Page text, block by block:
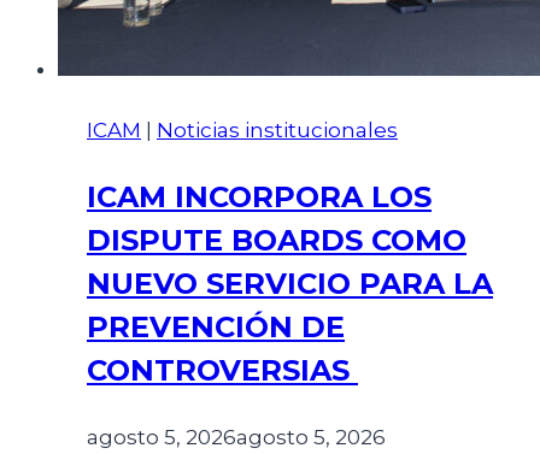
ICAM Noticias institucionales
ICAM INCORPORA LOS
DISPUTE BOARDS COMO
NUEVO SERVICIO PARA LA
PREVENCIÓN DE
CONTROVERSIAS
agosto 5, 2026agosto 5, 2026